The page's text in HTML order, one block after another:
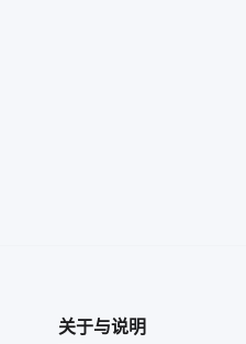
关于与说明